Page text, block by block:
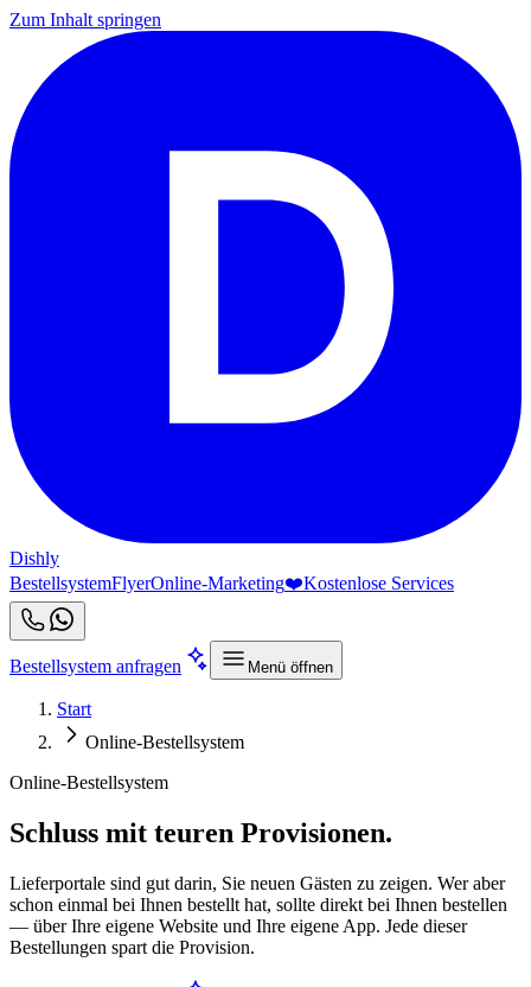
Zum Inhalt springen
Dishly
BestellsystemFlyerOnline-Marketing❤️Kostenlose Services
Bestellsystem anfragen Menü öffnen
Start
Online-Bestellsystem
Online-Bestellsystem
Schluss mit teuren Provisionen.
Lieferportale sind gut darin, Sie neuen Gästen zu zeigen. Wer aber
schon einmal bei Ihnen bestellt hat, sollte direkt bei Ihnen bestellen
— über Ihre eigene Website und Ihre eigene App. Jede dieser
Bestellungen spart die Provision.